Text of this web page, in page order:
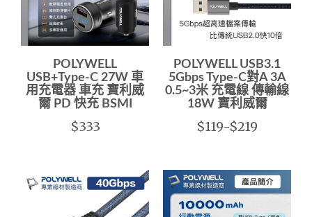
POLYWELL
USB+Type-C 27W 車
用充電器 車充 寶利威
爾 PD 快充 BSMI
$333
POLYWELL USB3.1
5Gbps Type-C對A 3A
0.5~3米 充電線 傳輸線
18W 寶利威爾
$119-$219